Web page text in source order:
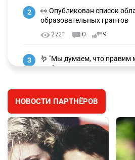
2
👀 Опубликован список
образовательных грантов
2721 0 9
3
🪱 "Мы думаем, что правим
так". Как дьявольские
13
4
💬 Прокуроры подали в суд
смягчении наказания для
Александры Алёховой
2614 0
НОВОСТИ ПАРТНЁРОВ